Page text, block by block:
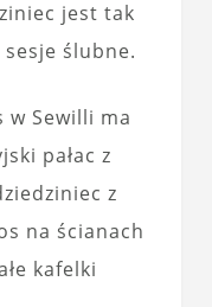
jest tak
ślubne.
w Sewilli ma
pałac z
z
na ścianach
kafelki